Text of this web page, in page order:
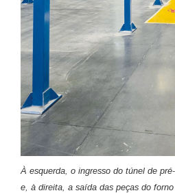
À esquerda, o ingresso do túnel de
e, à direita, a saída das peças do